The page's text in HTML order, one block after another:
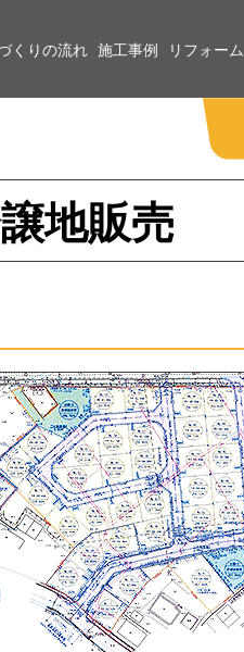
くりの流れ 施工事例 リフォーム
地販売